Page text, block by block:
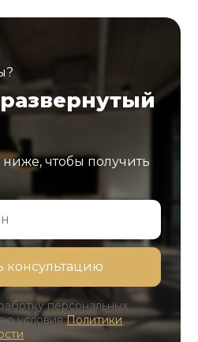
чтобы получить
персональных
условияПолитики